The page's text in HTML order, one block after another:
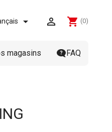
shopping_cart (0)
 
magasins FAQ